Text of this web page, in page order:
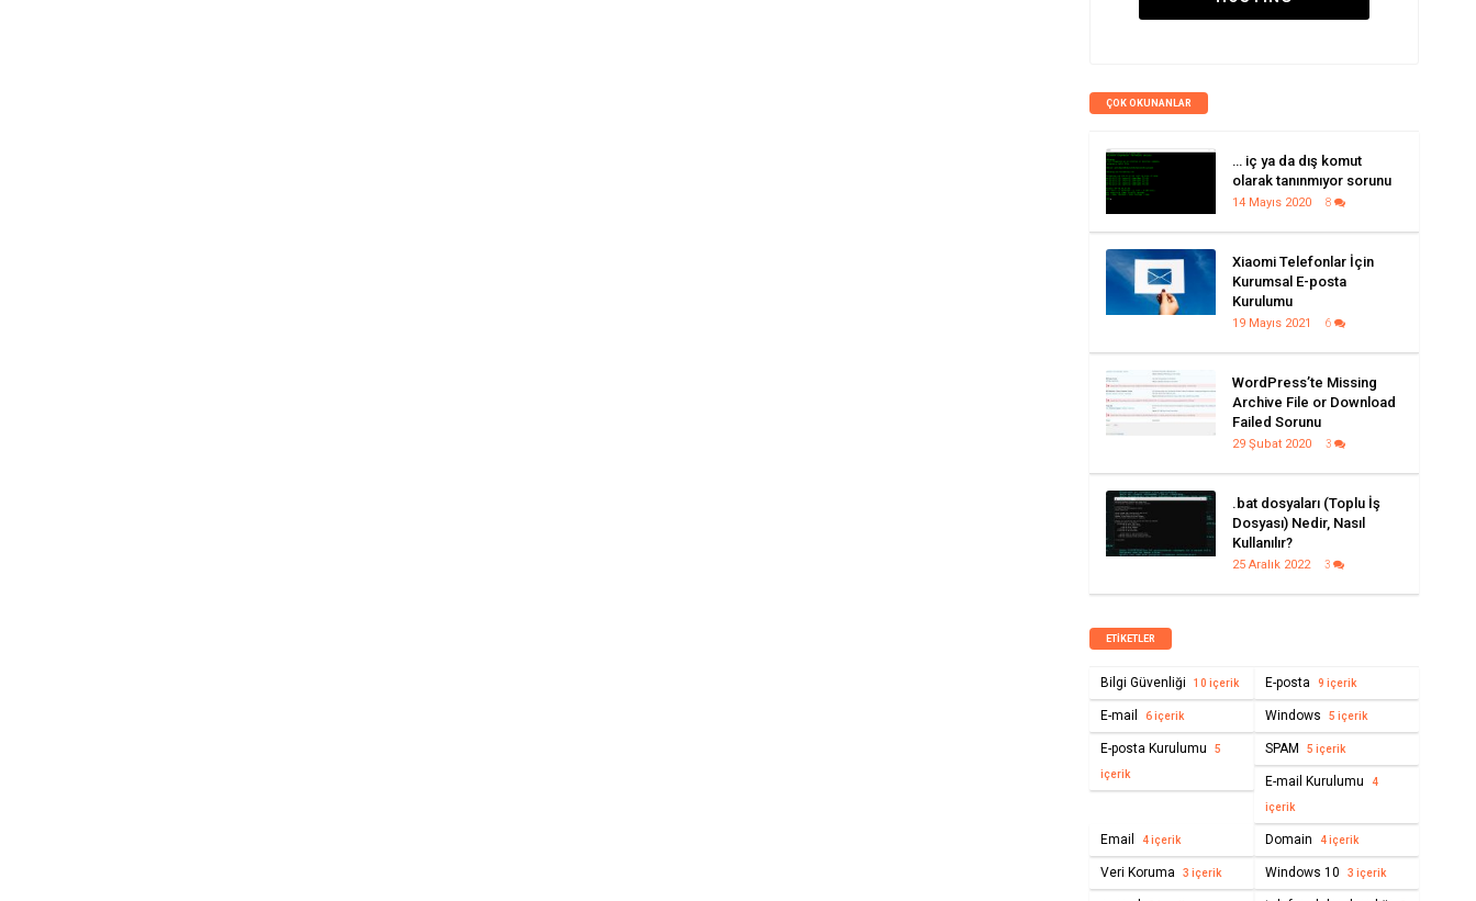
ÇOK OKUNANLAR
… iç ya da dış komut
olarak tanınmıyor sorunu
14 Mayıs 2020 8
Xiaomi Telefonlar İçin
Kurumsal E-posta
Kurulumu
19 Mayıs 2021 6
WordPress’te Missing
Archive File or Download
Failed Sorunu
29 Şubat 2020 3
.bat dosyaları (Toplu İş
Dosyası) Nedir, Nasıl
Kullanılır?
25 Aralık 2022 3
ETIKETLER
Bilgi Güvenliği 10 içerik E-posta 9 içerik
E-mail 6 içerik Windows 5 içerik
E-posta Kurulumu 5
içerik
SPAM 5 içerik
E-mail Kurulumu 4
içerik
Email 4 içerik Domain 4 içerik
Veri Koruma 3 içerik Windows 10 3 içerik